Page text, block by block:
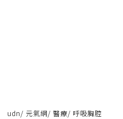
udn/ 元氣網/ 醫療/ 呼吸胸腔